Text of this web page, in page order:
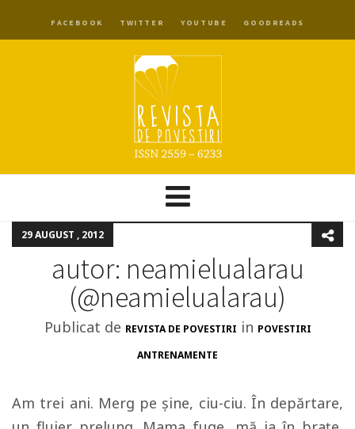
FACEBOOK TWITTER YOUTUBE GOODREADS
29 AUGUST , 2012
autor: neamielualarau
‏(@neamielualarau)
Publicat de REVISTA DE POVESTIRI in POVESTIRI
ANTRENAMENTE
Am trei ani. Merg pe şine, ciu-ciu. În depărtare,